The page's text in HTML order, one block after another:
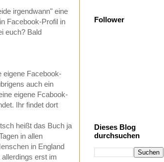
irgendwann" eine
Facebook-Profil in
euch? Bald
eigene Facebook-
auch ein
eigene Fcabook-
Ihr findet dort
heißt das Buch ja
in allen
in England
erst im
Follower
Dieses Blog
durchsuchen